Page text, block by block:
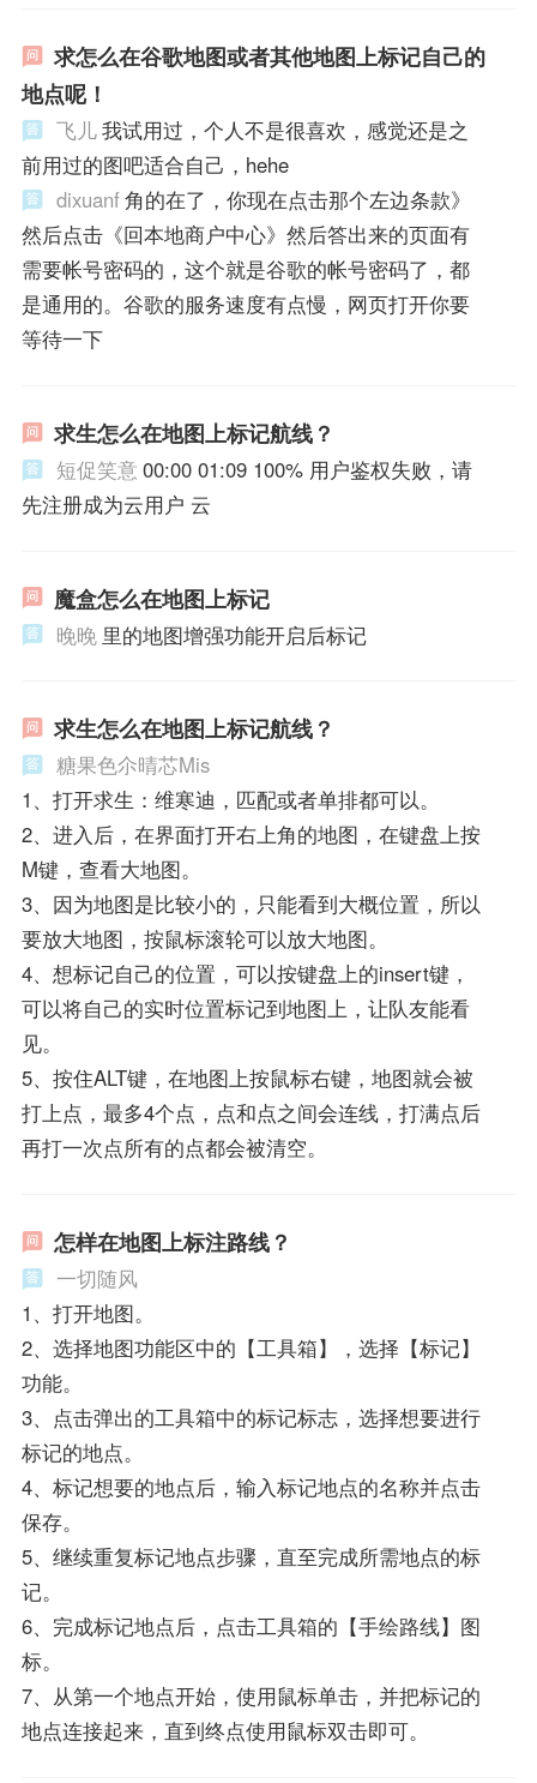
求怎么在谷歌地图或者其他地图上标记自己的
地点呢！
飞儿我试用过，个人不是很喜欢，感觉还是之
前用过的图吧适合自己，hehe
dixuanf角的在了，你现在点击那个左边条款》
然后点击《回本地商户中心》然后答出来的页面有
需要帐号密码的，这个就是谷歌的帐号密码了，都
是通用的。谷歌的服务速度有点慢，网页打开你要
等待一下
求生怎么在地图上标记航线？
短促笑意 00:00 01:09 100% 用户鉴权失败，请
先注册成为云用户 云
魔盒怎么在地图上标记
晚晚 里的地图增强功能开启后标记
求生怎么在地图上标记航线？
糖果色尒晴芯Mis
1、打开求生：维寒迪，匹配或者单排都可以。
2、进入后，在界面打开右上角的地图，在键盘上按
M键，查看大地图。
3、因为地图是比较小的，只能看到大概位置，所以
要放大地图，按鼠标滚轮可以放大地图。
4、想标记自己的位置，可以按键盘上的insert键，
可以将自己的实时位置标记到地图上，让队友能看
见。
5、按住ALT键，在地图上按鼠标右键，地图就会被
打上点，最多4个点，点和点之间会连线，打满点后
再打一次点所有的点都会被清空。
怎样在地图上标注路线？
一切随风
1、打开地图。
2、选择地图功能区中的【工具箱】，选择【标记】
功能。
3、点击弹出的工具箱中的标记标志，选择想要进行
标记的地点。
4、标记想要的地点后，输入标记地点的名称并点击
保存。
5、继续重复标记地点步骤，直至完成所需地点的标
记。
6、完成标记地点后，点击工具箱的【手绘路线】图
标。
7、从第一个地点开始，使用鼠标单击，并把标记的
地点连接起来，直到终点使用鼠标双击即可。